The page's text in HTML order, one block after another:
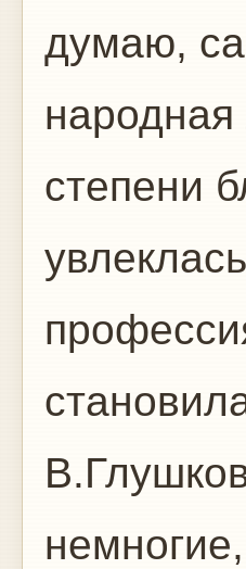
думаю,
степени